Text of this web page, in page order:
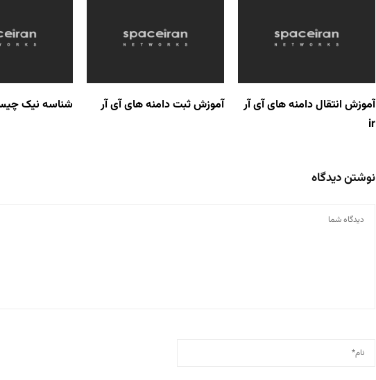
آموزش انتقال دامنه های آی آر
ir
آموزش ثبت دامنه های آی آر شناسه نیک
نوشتن دیدگاه